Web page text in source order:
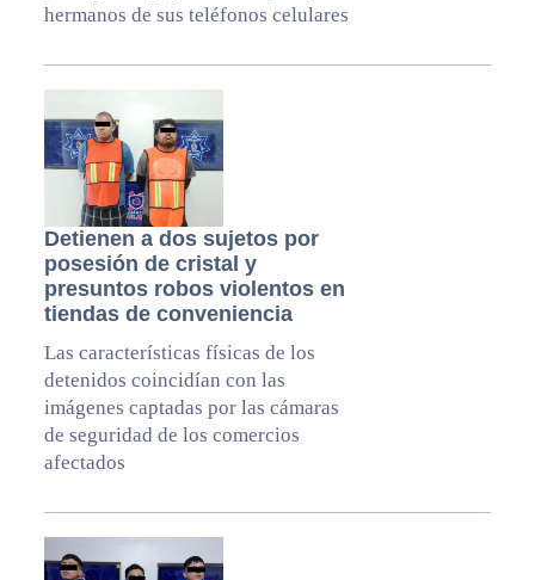
hermanos de sus teléfonos celulares
Detienen a dos sujetos por
posesión de cristal y
presuntos robos violentos en
tiendas de conveniencia
Las características físicas de los
detenidos coincidían con las
imágenes captadas por las cámaras
de seguridad de los comercios
afectados